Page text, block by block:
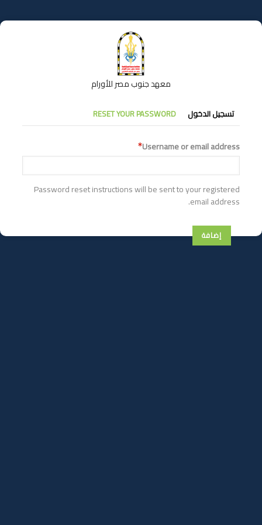
إلى
المحتوى
معهد جنوب مصر للأورام
التبويبات
الأساسية
تسجيل الدخول RESET YOUR PASSWORD
Username or email address
Password reset instructions will be sent to your registered
email address.